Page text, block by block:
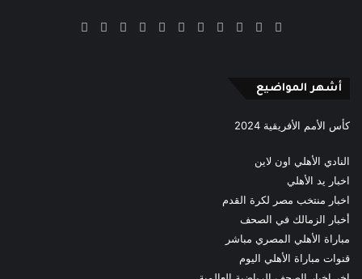
فيسبوك
‫X بينتيريست
‫YouTube انستقرام‫TikTokملخصGoogle
أشهر المواضيع
كأس الأمم الأفريقية 2024
النادي الأهلي اون لاين
اخبار يد الأهلي
اخبار منتخب مصر لكرة القدم
أخبار الزمالك في الصحف
مباراة الأهلي المصري مباشر
قنوات مباراة الأهلي اليوم